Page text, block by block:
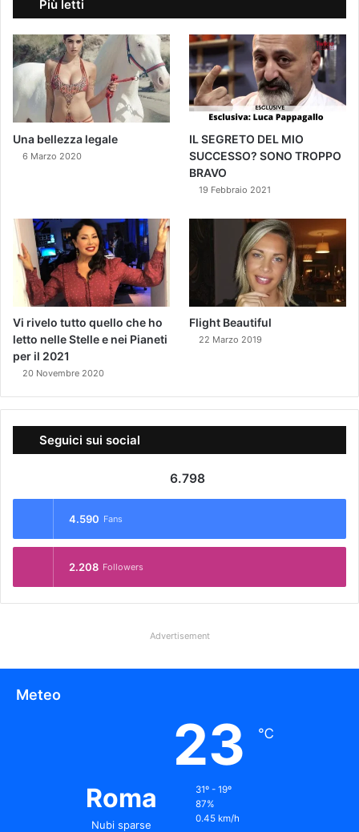
Più letti
Una bellezza legale
6 Marzo 2020
IL SEGRETO DEL MIO
SUCCESSO? SONO TROPPO
BRAVO
19 Febbraio 2021
Vi rivelo tutto quello che ho
letto nelle Stelle e nei Pianeti
per il 2021
20 Novembre 2020
Flight Beautiful
22 Marzo 2019
Seguici sui social
6.798
4.590 Fans
2.208 Followers
Advertisement
Meteo
Roma
Nubi sparse
23 ℃
31º - 19º
87%
0.45 km/h